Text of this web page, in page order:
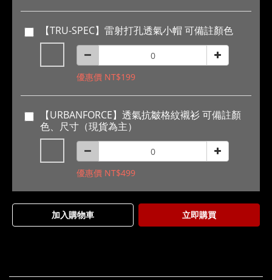
【TRU-SPEC】雷射打孔透氣小帽 可備註顏色
優惠價 NT$199
【URBANFORCE】透氣抗皺格紋襯衫 可備註顏
色、尺寸（現貨為主）
優惠價 NT$499
加入購物車 立即購買